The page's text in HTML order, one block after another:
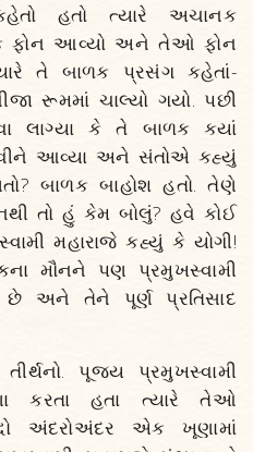
હતો ત્યારે અચાનક
ફોન આવ્યો અને તેઓ ફોન
તે બાળક પ્રસંગ કહેતાં-
રૂમમાં ચાલ્યો ગયો. પછી
લાગ્યા કે તે બાળક ક્યાં
આવ્યા અને સંતોએ કહ્યું
બાળક બાહોશ હતો. તેણે
તો હું કેમ બોલું? હવે કોઈ
મહારાજે કહ્યું કે યોગી!
મૌનને પણ પ્રમુખસ્વામી
અને તેને પૂર્ણ પ્રતિસાદ
પૂજ્ય પ્રમુખસ્વામી
કરતા હતા ત્યારે તેઓ
અંદરોઅંદર એક ખૂણામાં